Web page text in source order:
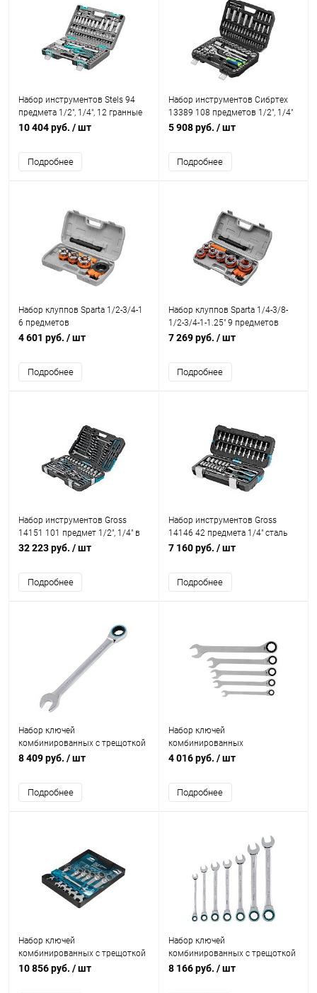
Набор инструментов Stels 94
предмета 1/2", 1/4", 12 гранные
головки 14118
10 404 руб. / шт
Подробнее
Набор инструментов Сибртех
13389 108 предметов 1/2", 1/4"
в кейсе
5 908 руб. / шт
Подробнее
Набор клуппов Sparta 1/2-3/4-1
6 предметов
4 601 руб. / шт
Подробнее
Набор клуппов Sparta 1/4-3/8-
1/2-3/4-1-1.25" 9 предметов
7 269 руб. / шт
Подробнее
Набор инструментов Gross
14151 101 предмет 1/2", 1/4" в
кейсе
32 223 руб. / шт
Подробнее
Набор инструментов Gross
14146 42 предмета 1/4" сталь
CrV в кейсе
7 160 руб. / шт
Подробнее
Набор ключей
комбинированных с трещоткой
Gross 14892 8-19 мм 7 шт
8 409 руб. / шт
Подробнее
Набор ключей
комбинированных
трещоточных Gross 8-17 мм 5
4 016 руб. / шт
Подробнее
Набор ключей
комбинированных с трещоткой
Gross 8-19 мм 7 шт шарнирные
10 856 руб. / шт
Набор ключей
комбинированных с трещоткой
Gross 8-19 мм 7 шт
8 166 руб. / шт